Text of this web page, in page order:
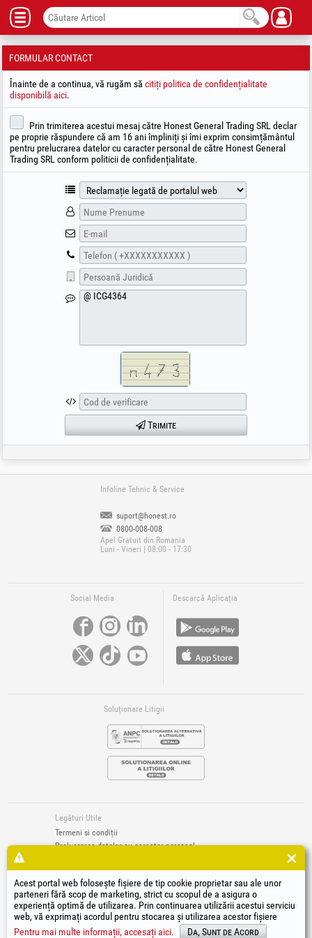
FORMULAR CONTACT
Înainte de a continua, vă rugăm să citiți politica de confidențialitate
disponibilă aici.
Prin trimiterea acestui mesaj către Honest General Trading SRL declar
pe proprie răspundere că am 16 ani împliniți și îmi exprim consimțământul
pentru prelucrarea datelor cu caracter personal de către Honest General
Trading SRL conform politicii de confidențialitate.
Trimite
Infoline Tehnic & Service
suport@honest.ro
0800-008-008
Apel Gratuit din Romania
Luni - Vineri | 08:00 - 17:30
Social Media Descarcă Aplicația
Soluționare Litigii
Legături Utile
Termeni si condiții
Prelucrarea datelor cu caracter personal
Datele de identificare ale societății
Autoritatea națională pentru protecția consumatorilor
Soluționarea online a litigiilor
HGT ®, EvoTools® , EvoSanitary®, EvoTools +Plus®, EvoSanitary +Plus®, EvoSelect®, EPTO®, EPTO Plus
PowerForProfessionals
și siglele acestora sunt mărci înregistrate Honest General Trading SRL.
Copyright 1994-2026Honest General Trading SRL. Toate drepturile rezervate. CUI: 6615609,
Acest portal web folosește fișiere de tip cookie proprietar sau ale unor
parteneri fără scop de marketing, strict cu scopul de a asigura o
experiență optimă de utilizarea. Prin continuarea utilizării acestui serviciu
web, vă exprimați acordul pentru stocarea și utilizarea acestor fișiere
Pentru mai multe informații, accesați aici.
Da, Sunt de Acord